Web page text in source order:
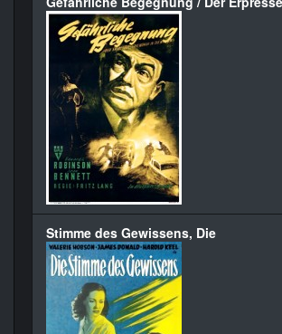
Stimme des Gewissens, Die